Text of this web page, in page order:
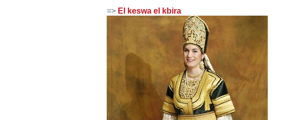
=> El keswa el kbira